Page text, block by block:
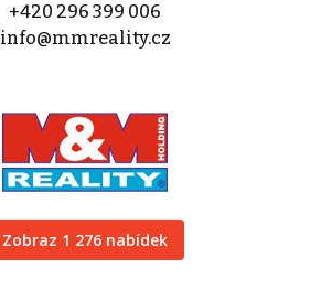
+420 296 399 006
info@mmreality.cz
Zobraz 1 276 nabídek